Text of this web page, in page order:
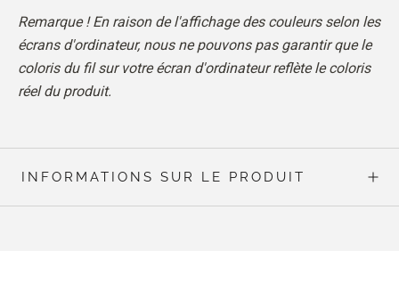
Remarque ! En raison de l'affichage des couleurs selon les
écrans d'ordinateur, nous ne pouvons pas garantir que le
coloris du fil sur votre écran d'ordinateur reflète le coloris
réel du produit.
INFORMATIONS SUR LE PRODUIT